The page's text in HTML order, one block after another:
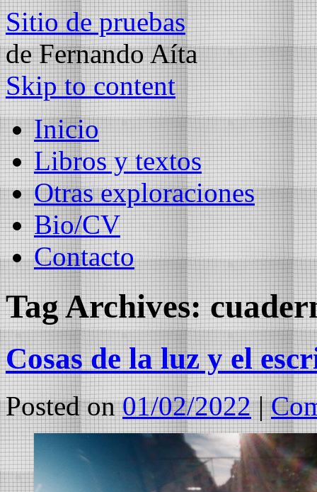
Sitio de pruebas
de Fernando Aíta
Skip to content
Inicio
Libros y textos
Otras exploraciones
Bio/CV
Contacto
Tag Archives:
Cosas de la luz y el
Posted on 01/02/2022 |